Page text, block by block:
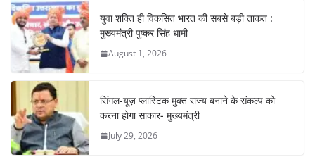
युवा शक्ति ही विकसित भारत की सबसे बड़ी ताकत :
मुख्यमंत्री पुष्कर सिंह धामी
August 1, 2026
सिंगल-यूज़ प्लास्टिक मुक्त राज्य बनाने के संकल्प को
करना होगा साकार- मुख्यमंत्री
July 29, 2026